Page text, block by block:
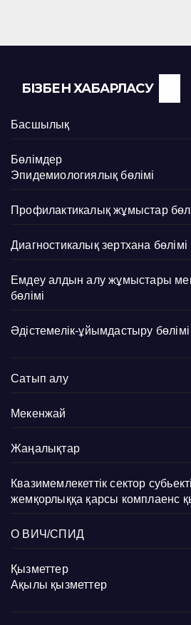
БІЗБЕН ХАБАРЛАСУ
Басшылық
Бөлімдер
Эпидемиологиялық бөлімі
Профилактикалық жұмыстар
Диагностикалық зертхана бөлімі
Емдеу алдын алу жұмыстары
бөлімі
Әдістемелік-ұйымдастыру бөлімі
Сатып алу
Мекенжай
Жаңалықтар
Квазимемлекеттік сектор
жемқорлыққа қарсы комплаенс
О ВИЧ/СПИД
Қызметтер
Ақылы қызметтер